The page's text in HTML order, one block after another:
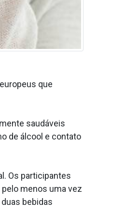
que
saudáveis
de álcool e contato
Os participantes
menos uma vez
bebidas